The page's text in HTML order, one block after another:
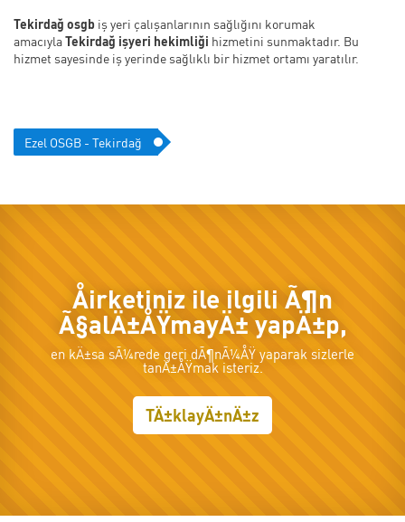
Tekirdağ osgb iş yeri çalışanlarının sağlığını korumak
amacıylaTekirdağ işyeri hekimliği hizmetini sunmaktadır. Bu
hizmet sayesinde iş yerinde sağlıklı bir hizmet ortamı yaratılır.
Ezel OSGB - Tekirdağ
Åirketiniz ile ilgili Ã¶n
Ã§alÄ±ÅŸmayÄ± yapÄ±p,
en kÄ±sa sÃ¼rede geri dÃ¶nÃ¼ÅŸ yaparak sizlerle
tanÄ±ÅŸmak isteriz.
TÄ±klayÄ±nÄ±z